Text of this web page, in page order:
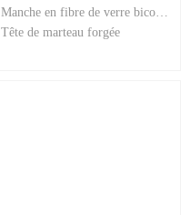
Manche en fibre de verre bicolore
Tête de marteau forgée